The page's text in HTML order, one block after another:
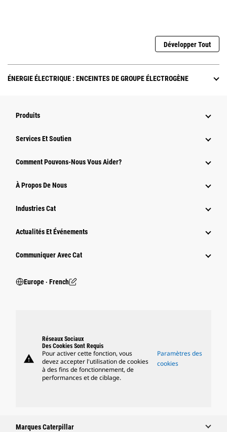
Développer Tout
ÉNERGIE ÉLECTRIQUE : ENCEINTES DE GROUPE ÉLECTROGÈNE
Produits
Services Et Soutien
Comment Pouvons-Nous Vous Aider?
À Propos De Nous
Industries Cat
Actualités Et Événements
Communiquer Avec Cat
Europe ‧ French
warning
Réseaux Sociaux
Des Cookies Sont Requis
Pour activer cette fonction, vous
devez accepter l'utilisation de cookies
à des fins de fonctionnement, de
performances et de ciblage.
Paramètres des
cookies
Marques Caterpillar